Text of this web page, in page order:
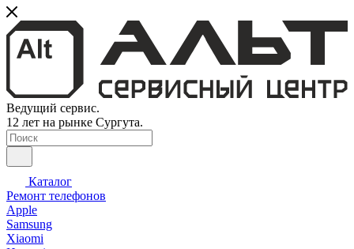
Ведущий сервис.
12 лет на рынке Сургута.
Каталог
Ремонт телефонов
Apple
Samsung
Xiaomi